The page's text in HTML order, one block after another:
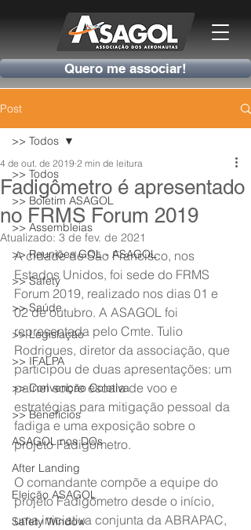
Quero me associar!
Post
>> Todos
>> Boletim ASAGOL
>> Assembleias
>> Reuniões GOL - ASAGOL
>> Safety
>> Saúde
>> Legislação
>> IFALPA
>> Convenção Coletiva
>> Benefícios
ASAGOL nos DOs
After Landing
Eleição ASAGOL
Safety Window
>> Todos
Fadigômetro é apresentado
no FRMS Forum 2019
4 de out. de 2019 2 min de leitura
Atualizado: 3 de fev. de 2021
A cidade de São Francisco, nos
Estados Unidos, foi sede do FRMS
Forum 2019, realizado nos dias 01 e
02 de outubro. A ASAGOL foi
representada pelo Cmte. Tulio
Rodrigues, diretor da associação, que
participou de duas apresentações: um
painel sobre escala de voo e
estratégias para mitigação pessoal da
fadiga e uma exposição sobre o
projeto Fadigômetro.
O comandante compõe a equipe do
projeto Fadigômetro desde o início,
uma iniciativa conjunta da ABRAPAC,